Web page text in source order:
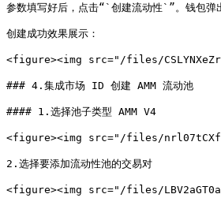
参数填写好后，点击“`创建流动性`”。钱包弹
创建成功效果展示：
<figure><img src="/files/
### 4.集成市场 ID 创建 AMM 流动池
#### 1.选择池子类型 AMM V4
<figure><img src="/files/
2.选择要添加流动性池的交易对
<figure><img src="/files/